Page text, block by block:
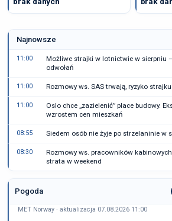
Najnowsze
11:00
Możliwe strajki w lotnictwie w sierpniu
odwołań
11:00 Rozmowy ws. SAS trwają, ryzyko
11:00
Oslo chce „zazielenić” place budowy.
wzrostem cen mieszkań
08:55 Siedem osób nie żyje po strzelaninie w
08:30
Rozmowy ws. pracowników
strata w weekend
Pogoda
MET Norway · aktualizacja 07.08.2026 11:00